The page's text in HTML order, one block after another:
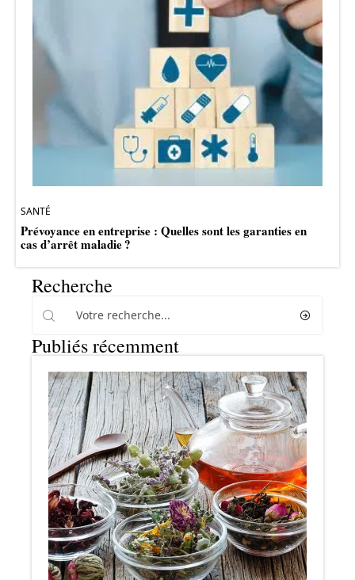
SANTÉ
Prévoyance en entreprise : Quelles sont les garanties en
cas d’arrêt maladie ?
Recherche
Publiés récemment